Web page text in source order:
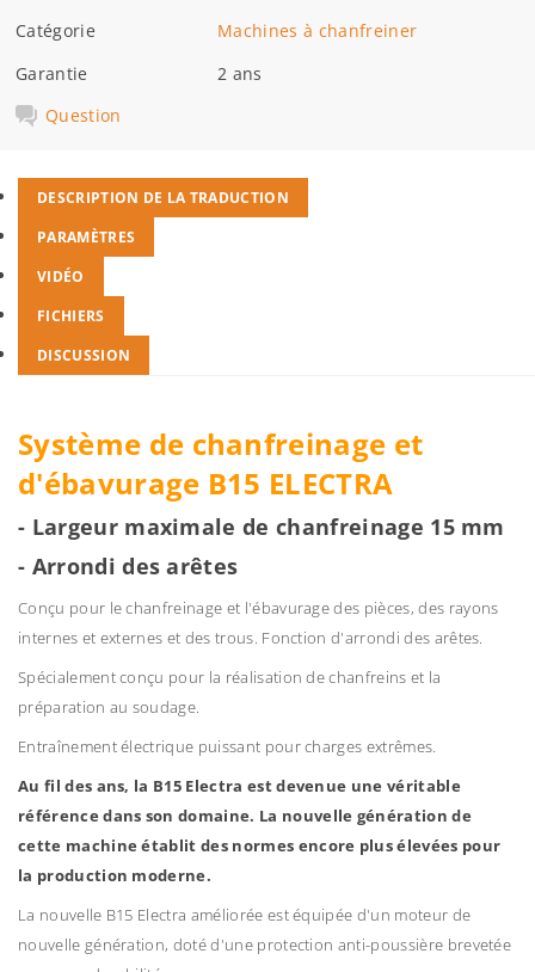
Catégorie
Machines à chanfreiner
Garantie
2 ans
Question
DESCRIPTION DE LA TRADUCTION
PARAMÈTRES
VIDÉO
FICHIERS
DISCUSSION
Système de chanfreinage et
d'ébavurage B15 ELECTRA
- Largeur maximale de chanfreinage 15 mm
- Arrondi des arêtes
Conçu pour le chanfreinage et l'ébavurage des pièces, des rayons
internes et externes et des trous. Fonction d'arrondi des arêtes.
Spécialement conçu pour la réalisation de chanfreins et la
préparation au soudage.
Entraînement électrique puissant pour charges extrêmes.
Au fil des ans, la B15 Electra est devenue une véritable
référence dans son domaine. La nouvelle génération de
cette machine établit des normes encore plus élevées pour
la production moderne.
La nouvelle B15 Electra améliorée est équipée d'un moteur de
nouvelle génération, doté d'une protection anti-poussière brevetée